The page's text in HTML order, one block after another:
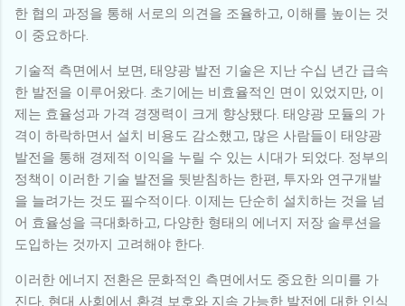
한 협의 과정을 통해 서로의 의견을 조율하고, 이해를 높이는 것
이 중요하다.
기술적 측면에서 보면, 태양광 발전 기술은 지난 수십 년간 급속
한 발전을 이루어왔다. 초기에는 비효율적인 면이 있었지만, 이
제는 효율성과 가격 경쟁력이 크게 향상됐다. 태양광 모듈의 가
격이 하락하면서 설치 비용도 감소했고, 많은 사람들이 태양광
발전을 통해 경제적 이익을 누릴 수 있는 시대가 되었다. 정부의
정책이 이러한 기술 발전을 뒷받침하는 한편, 투자와 연구개발
을 늘려가는 것도 필수적이다. 이제는 단순히 설치하는 것을 넘
어 효율성을 극대화하고, 다양한 형태의 에너지 저장 솔루션을
도입하는 것까지 고려해야 한다.
이러한 에너지 전환은 문화적인 측면에서도 중요한 의미를 가
진다. 현대 사회에서 환경 보호와 지속 가능한 발전에 대한 인식